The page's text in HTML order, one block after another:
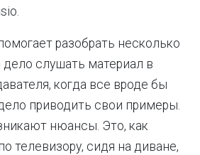
разобрать несколько
слушать материал в
когда все вроде бы
приводить свои примеры.
нюансы. Это, как
телевизору, сидя на диване,